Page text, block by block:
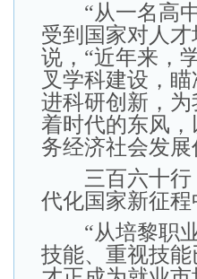
“从一名高中
受到国家对人
说，“近年来，
叉学科建设，
进科研创新，
着时代的东风
务经济社会发
三百六十行
代化国家新征
“从培黎职业
技能、重视技